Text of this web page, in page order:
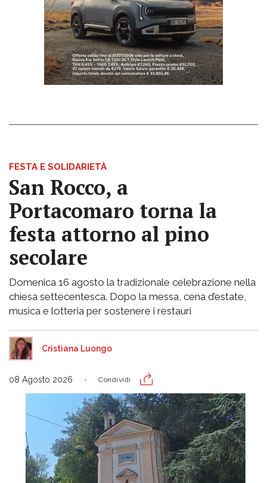
FESTA E SOLIDARIETÀ
San Rocco, a
Portacomaro torna la
festa attorno al pino
secolare
Domenica 16 agosto la tradizionale celebrazione nella
chiesa settecentesca. Dopo la messa, cena d’estate,
musica e lotteria per sostenere i restauri
Cristiana Luongo
08 Agosto 2026 Condividi